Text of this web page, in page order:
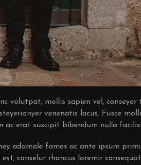
volutpat, mollis sapien vel, conseyer
venenatis lacus. Fusce
ac erat suscipit bibendum nulla
adamale fames ac ante ipsum
conselur rhoncus loremir